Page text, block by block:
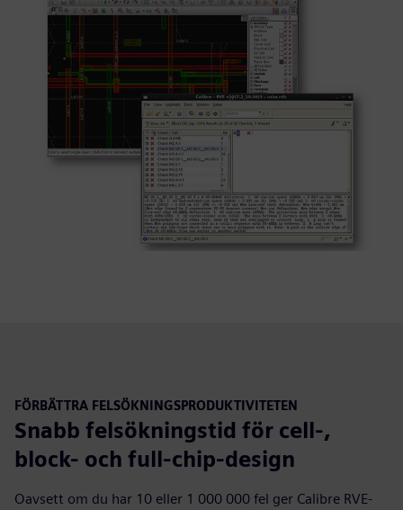
FÖRBÄTTRA FELSÖKNINGSPRODUKTIVITETEN
Snabb felsökningstid för cell-,
block- och full-chip-design
Oavsett om du har 10 eller 1 000 000 fel ger Calibre RVE-